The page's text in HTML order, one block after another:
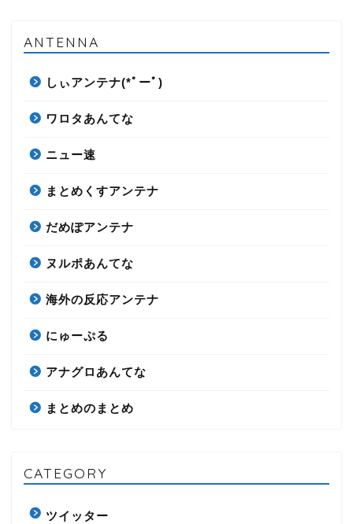
ANTENNA
しぃアンテナ(*ﾟーﾟ)
ワロタあんてな
ニュー速
まとめくすアンテナ
だめぽアンテナ
ヌルポあんてな
海外の反応アンテナ
にゅーぷる
アナグロあんてな
まとめのまとめ
CATEGORY
ツイッター